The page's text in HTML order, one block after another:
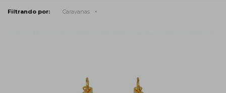
Filtrando por: Caravanas